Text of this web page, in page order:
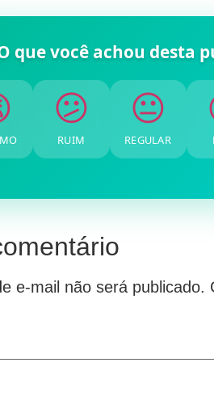
que você achou desta
😕
RUIM
😐
REGULAR
e-mail não será publicado.